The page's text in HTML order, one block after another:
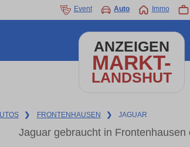
Event Auto Immo
ANZEIGEN
MARKT-
LANDSHUT
❯ FRONTENHAUSEN ❯ JAGUAR
Jaguar gebraucht in